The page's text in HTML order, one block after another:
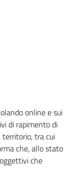
online e sui
di rapimento di
territorio, tra cui
che, allo stato
che